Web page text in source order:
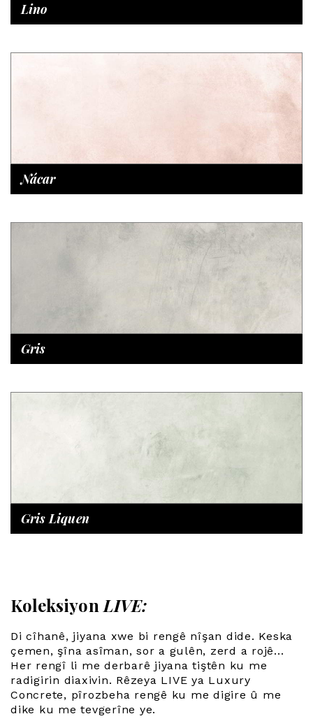
Lino
Nácar
Gris
Gris Liquen
Koleksiyon LIVE:
Di cîhanê, jiyana xwe bi rengê nîşan dide. Keska
çemen, şîna asîman, sor a gulên, zerd a rojê...
Her rengî li me derbarê jiyana tiştên ku me
radigirin diaxivin. Rêzeya LIVE ya Luxury
Concrete, pîrozbeha rengê ku me digire û me
dike ku me tevgerîne ye.